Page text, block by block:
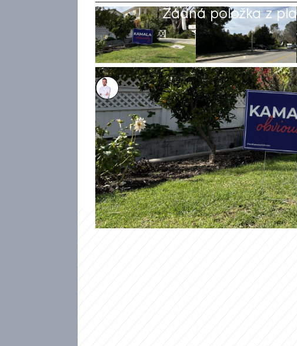
Žádná položka z
Filip Kalčák
3. lis 2024, 13:41
Oficiální rezidencí viceprezidentky
Number One Observatory Circle ve
kandidátka ale ráda prchá před
Angeles. Luxusní dům v městské
Za vilou se přímo v LA vypravil